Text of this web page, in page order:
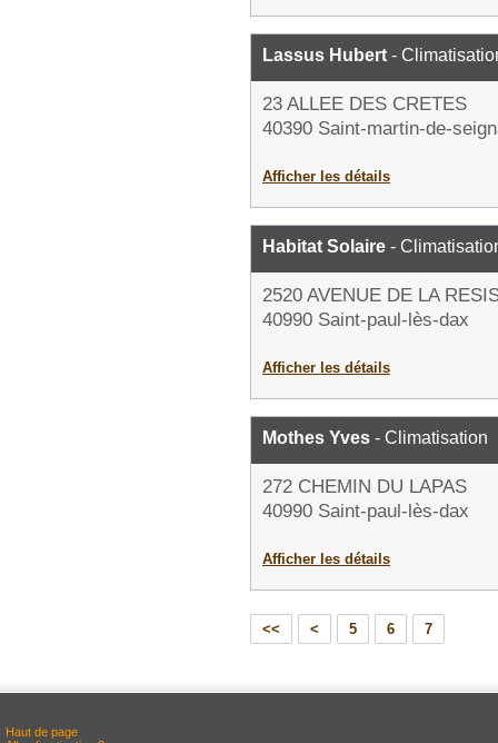
Lassus Hubert -
23 ALLEE DES CRETES
40390 Saint-martin-de-
Afficher les détails
Habitat Solaire -
2520 AVENUE DE LA
40990 Saint-paul-lès-dax
Afficher les détails
Mothes Yves - Climatisation
272 CHEMIN DU LAPAS
40990 Saint-paul-lès-dax
Afficher les détails
<< < 5 6 7
Haut de page